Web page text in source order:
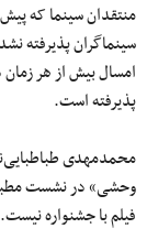
منتقدان سینما که پیش
سینماگران پذیرفته
امسال بیش از هر زمان
پذیرفته است.
محمدمهدی
وحشی» در نشست
فیلم با جشنواره نیست.